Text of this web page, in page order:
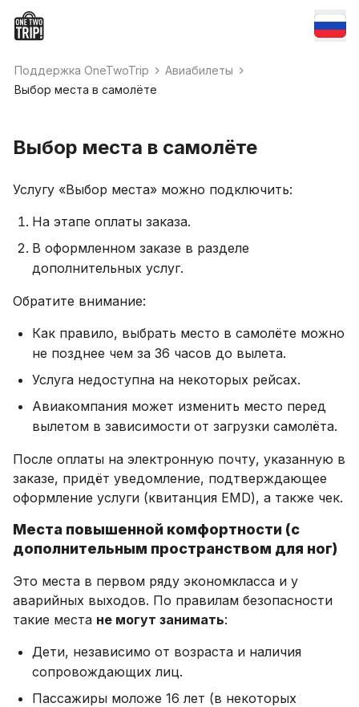
Поддержка OneTwoTrip
Авиабилеты
Выбор места в самолёте
Выбор места в самолёте
Услугу «Выбор места» можно подключить:
На этапе оплаты заказа.
В оформленном заказе в разделе
дополнительных услуг.
Обратите внимание:
Как правило, выбрать место в самолёте можно
не позднее чем за 36 часов до вылета.
Услуга недоступна на некоторых рейсах.
Авиакомпания может изменить место перед
вылетом в зависимости от загрузки самолёта.
После оплаты на электронную почту, указанную в
заказе, придёт уведомление, подтверждающее
оформление услуги (квитанция EMD), а также чек.
Места повышенной комфортности (с
дополнительным пространством для ног)
Это места в первом ряду экономкласса и у
аварийных выходов. По правилам безопасности
такие места не могут занимать:
Дети, независимо от возраста и наличия
сопровождающих лиц.
Пассажиры моложе 16 лет (в некоторых